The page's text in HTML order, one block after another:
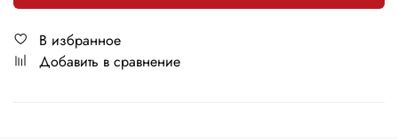
В избранное
Добавить в сравнение